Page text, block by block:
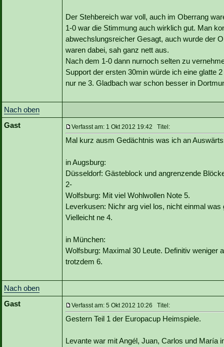
Der Stehbereich war voll, auch im Oberrang
1-0 war die Stimmung auch wirklich gut. Man
abwechslungsreicher Gesagt, auch wurde der
waren dabei, sah ganz nett aus.
Nach dem 1-0 dann nurnoch selten zu
Support der ersten 30min würde ich eine glatte
nur ne 3. Gladbach war schon besser in
Nach oben
Gast
Verfasst am: 1 Okt 2012 19:42 Titel:
Mal kurz ausm Gedächtnis was ich an
in Augsburg:
Düsseldorf: Gästeblock und angrenzende
2-
Wolfsburg: Mit viel Wohlwollen Note 5.
Leverkusen: Nichr arg viel los, nicht einmal
Vielleicht ne 4.
in München:
Wolfsburg: Maximal 30 Leute. Definitiv weniger
trotzdem 6.
Nach oben
Gast
Verfasst am: 5 Okt 2012 10:26 Titel:
Gestern Teil 1 der Europacup Heimspiele.
Levante war mit Angél, Juan, Carlos und María